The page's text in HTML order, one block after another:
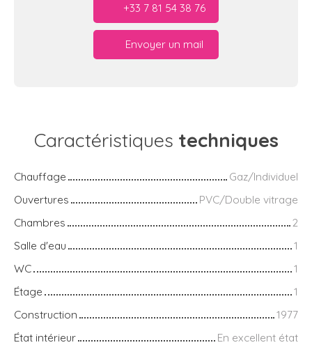
+33 7 81 54 38 76
Envoyer un mail
Caractéristiques techniques
Chauffage
Gaz/Individuel
Ouvertures
PVC/Double vitrage
Chambres
2
Salle d'eau
1
WC
1
Étage
1
Construction
1977
État intérieur
En excellent état